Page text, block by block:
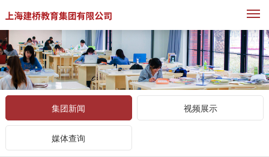
集团新闻 视频展示
媒体查询